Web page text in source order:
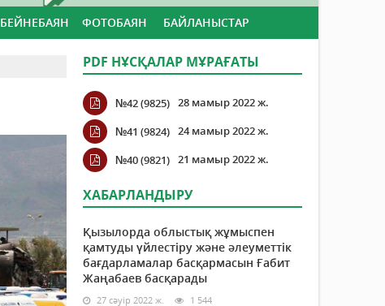
БЕЙНЕБАЯН ФОТОБАЯН БАЙЛАНЫСТАР
PDF НҰСҚАЛАР МҰРАҒАТЫ
№42 (9825) 28 мамыр 2022 ж.
№41 (9824) 24 мамыр 2022 ж.
№40 (9821) 21 мамыр 2022 ж.
ХАБАРЛАНДЫРУ
Қызылорда облыстық жұмыспен
қамтуды үйлестіру және әлеуметтік
бағдарламалар басқармасын Ғабит
Жаңабаев басқарады
27 сәуір 2022 ж. 1 544